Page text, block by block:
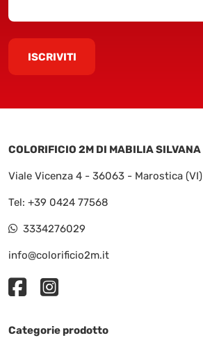
ISCRIVITI
COLORIFICIO 2M DI MABILIA SILVANA
Viale Vicenza 4 - 36063 - Marostica (VI)
Tel: +39 0424 77568
3334276029
info@colorificio2m.it
Categorie prodotto